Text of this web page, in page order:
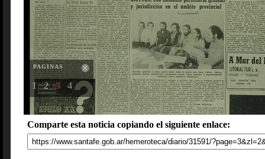
PAGINAS
1 2 3 4
Comparte esta noticia copiando el siguiente enlace: